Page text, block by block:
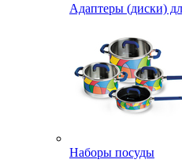
Адаптеры (диски)
Наборы посуды